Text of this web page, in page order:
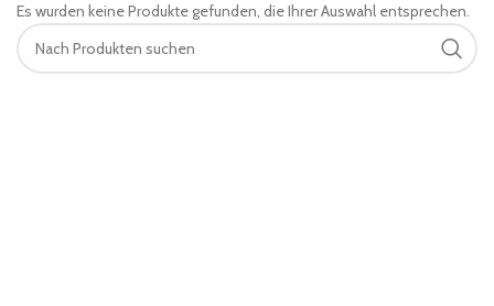
Es wurden keine Produkte gefunden, die Ihrer Auswahl entsprechen.